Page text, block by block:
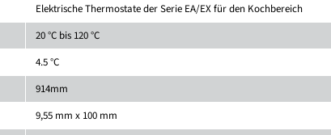
Elektrische Thermostate der Serie EA/EX für den Kochbereich
20 °C bis 120 °C
4.5 °C
914mm
9,55 mm x 100 mm